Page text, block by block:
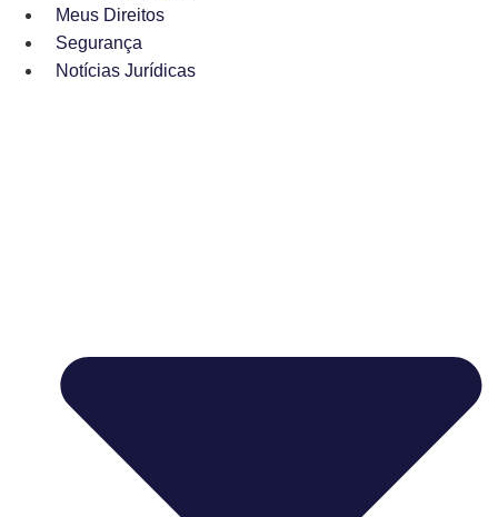
Meus Direitos
Segurança
Notícias Jurídicas